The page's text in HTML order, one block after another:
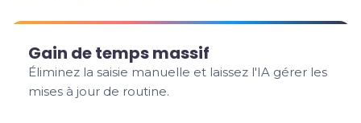
Gain de temps massif
Éliminez la saisie manuelle et laissez l'IA gérer les
mises à jour de routine.